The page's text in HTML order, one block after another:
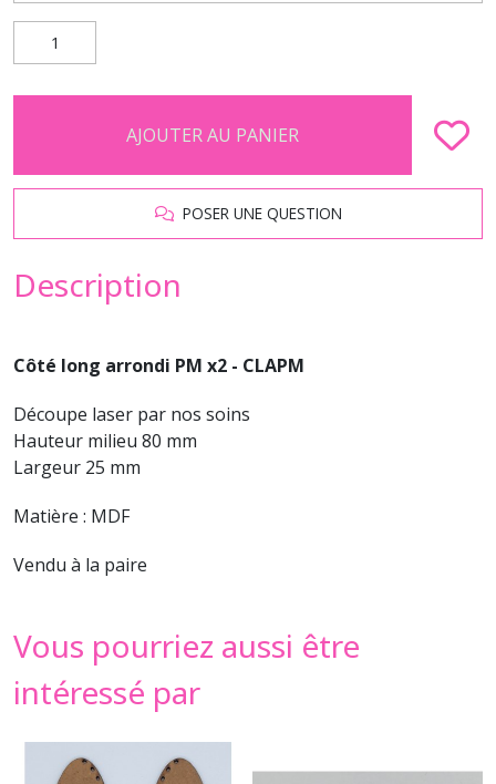
AJOUTER AU PANIER
POSER UNE QUESTION
Description
Côté long arrondi PM x2 - CLAPM
Découpe laser par nos soins
Hauteur milieu 80 mm
Largeur 25 mm
Matière : MDF
Vendu à la paire
Vous pourriez aussi être
intéressé par